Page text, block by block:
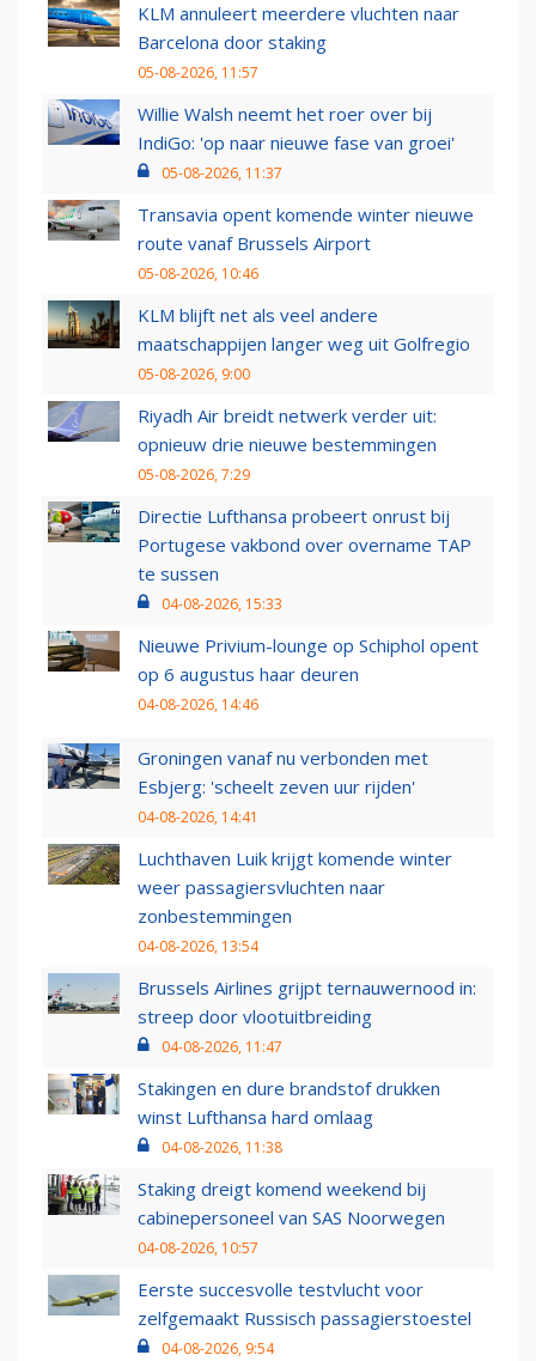
KLM annuleert meerdere vluchten naar
Barcelona door staking
05-08-2026, 11:57
Willie Walsh neemt het roer over bij
IndiGo: 'op naar nieuwe fase van groei'
05-08-2026, 11:37
Transavia opent komende winter nieuwe
route vanaf Brussels Airport
05-08-2026, 10:46
KLM blijft net als veel andere
maatschappijen langer weg uit Golfregio
05-08-2026, 9:00
Riyadh Air breidt netwerk verder uit:
opnieuw drie nieuwe bestemmingen
05-08-2026, 7:29
Directie Lufthansa probeert onrust bij
Portugese vakbond over overname TAP
te sussen
04-08-2026, 15:33
Nieuwe Privium-lounge op Schiphol opent
op 6 augustus haar deuren
04-08-2026, 14:46
Groningen vanaf nu verbonden met
Esbjerg: 'scheelt zeven uur rijden'
04-08-2026, 14:41
Luchthaven Luik krijgt komende winter
weer passagiersvluchten naar
zonbestemmingen
04-08-2026, 13:54
Brussels Airlines grijpt ternauwernood in:
streep door vlootuitbreiding
04-08-2026, 11:47
Stakingen en dure brandstof drukken
winst Lufthansa hard omlaag
04-08-2026, 11:38
Staking dreigt komend weekend bij
cabinepersoneel van SAS Noorwegen
04-08-2026, 10:57
Eerste succesvolle testvlucht voor
zelfgemaakt Russisch passagierstoestel
04-08-2026, 9:54